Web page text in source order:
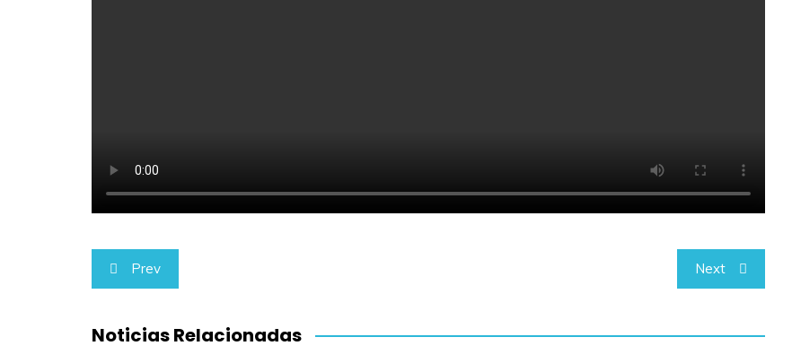
Navegación
de
entradas
Prev Next
Noticias Relacionadas